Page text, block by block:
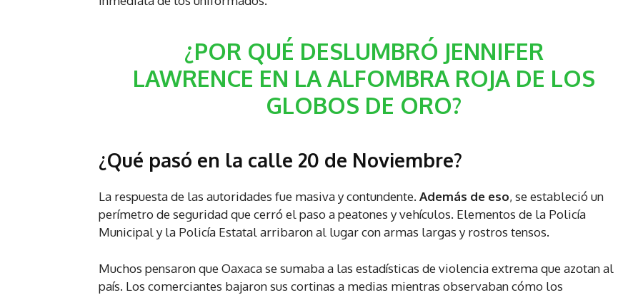
¿POR QUÉ DESLUMBRÓ JENNIFER
LAWRENCE EN LA ALFOMBRA ROJA DE LOS
GLOBOS DE ORO?
¿Qué pasó en la calle 20 de Noviembre?
La respuesta de las autoridades fue masiva y contundente. Además de eso, se estableció un
perímetro de seguridad que cerró el paso a peatones y vehículos. Elementos de la Policía
Municipal y la Policía Estatal arribaron al lugar con armas largas y rostros tensos.
Muchos pensaron que Oaxaca se sumaba a las estadísticas de violencia extrema que azotan al
país. Los comerciantes bajaron sus cortinas a medias mientras observaban cómo los